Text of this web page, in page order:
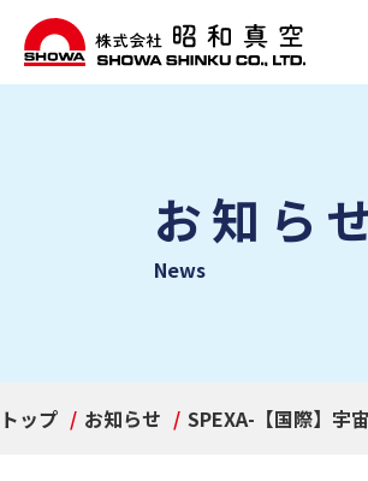
お知ら
News
トップ お知らせ SPEXA-【国際】宇